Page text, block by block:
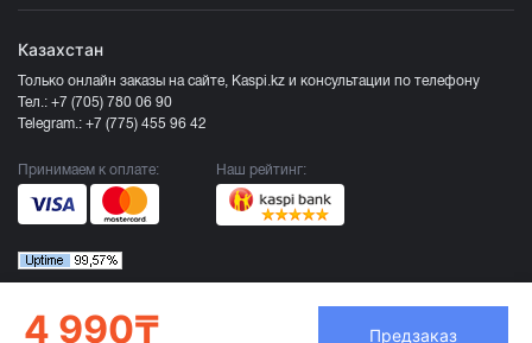
4 990₸ Предзаказ
Казахстан
Только онлайн заказы на сайте, Kaspi.kz и консультации по телефону
Тел.: +7 (705) 780 06 90
Telegram.: +7 (775) 455 96 42
Принимаем к оплате: Наш рейтинг:
Продавец ТОО «Компания Эврика», БИН 120140015907